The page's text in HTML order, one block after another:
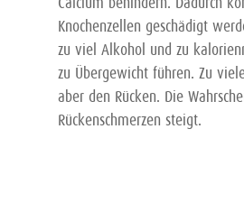
Knochenzellen geschädigt
zu viel Alkohol und zu
zu Übergewicht führen. Zu
aber den Rücken. Die
Rückenschmerzen steigt.